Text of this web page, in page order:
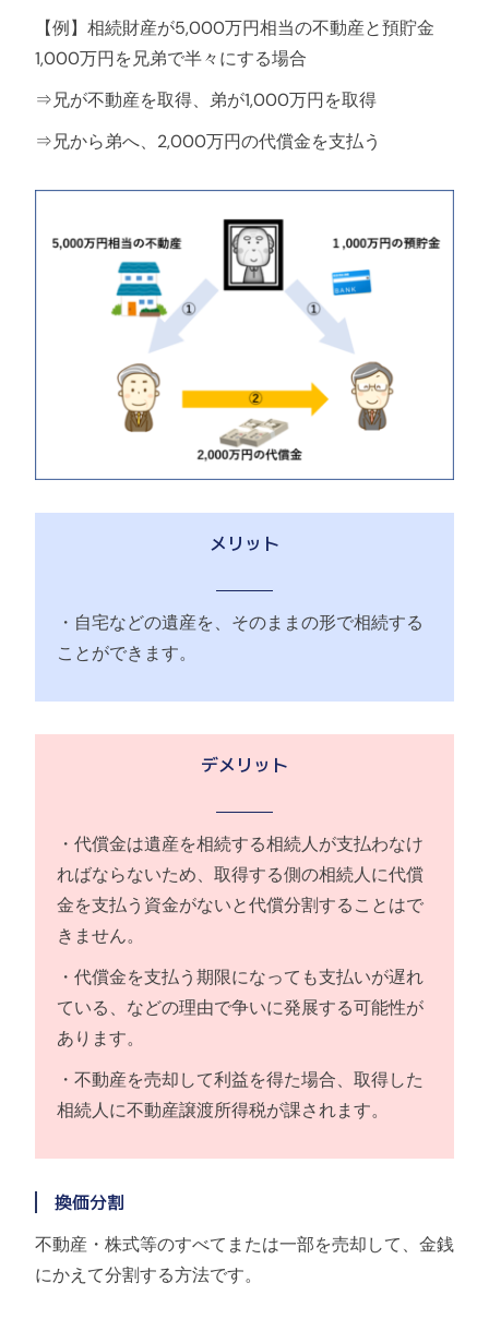
【例】相続財産が5,000万円相当の不動産と預貯金
1,000万円を兄弟で半々にする場合
⇒兄が不動産を取得、弟が1,000万円を取得
⇒兄から弟へ、2,000万円の代償金を支払う
メリット
・自宅などの遺産を、そのままの形で相続する
ことができます。
デメリット
・代償金は遺産を相続する相続人が支払わなけ
ればならないため、取得する側の相続人に代償
金を支払う資金がないと代償分割することはで
きません。
・代償金を支払う期限になっても支払いが遅れ
ている、などの理由で争いに発展する可能性が
あります。
・不動産を売却して利益を得た場合、取得した
相続人に不動産譲渡所得税が課されます。
換価分割
不動産・株式等のすべてまたは一部を売却して、金銭
にかえて分割する方法です。